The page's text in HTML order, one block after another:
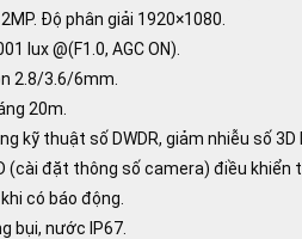
Độ phân giải 1920×1080.
lux @(F1.0, AGC ON).
2.8/3.6/6mm.
20m.
kỹ thuật số DWDR, giảm nhiễu số 3D
(cài đặt thông số camera) điều khiển
có báo động.
bụi, nước IP67.